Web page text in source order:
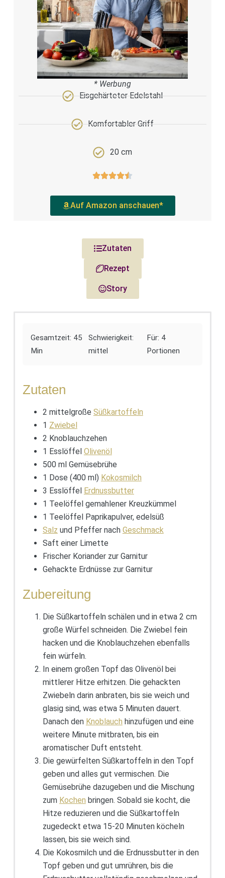
* Werbung
Eisgehärteter Edelstahl
Komfortabler Griff
20 cm
Auf Amazon anschauen*
Zutaten
Rezept
Story
Gesamtzeit: 45
Min
Schwierigkeit:
mittel
Für: 4
Portionen
Zutaten
2 mittelgroße Süßkartoffeln
1 Zwiebel
2 Knoblauchzehen
1 Esslöffel Olivenöl
500 ml Gemüsebrühe
1 Dose (400 ml) Kokosmilch
3 Esslöffel
Erdnussbutter
1 Teelöffel gemahlener Kreuzkümmel
1 Teelöffel Paprikapulver, edelsüß
Salz und Pfeffer nach Geschmack
Saft einer Limette
Frischer Koriander zur Garnitur
Gehackte Erdnüsse zur Garnitur
Zubereitung
Die Süßkartoffeln schälen und in etwa 2 cm
große Würfel schneiden. Die Zwiebel fein
hacken und die Knoblauchzehen ebenfalls
fein würfeln.
In einem großen Topf das Olivenöl bei
mittlerer Hitze erhitzen. Die gehackten
Zwiebeln darin anbraten, bis sie weich und
glasig sind, was etwa 5 Minuten dauert.
Danach den Knoblauch hinzufügen und eine
weitere Minute mitbraten, bis ein
aromatischer Duft entsteht.
Die gewürfelten Süßkartoffeln in den Topf
geben und alles gut vermischen. Die
Gemüsebrühe dazugeben und die Mischung
zum Kochen bringen. Sobald sie kocht, die
Hitze reduzieren und die Süßkartoffeln
zugedeckt etwa 15-20 Minuten köcheln
lassen, bis sie weich sind.
Die Kokosmilch und die Erdnussbutter in den
Topf geben und gut umrühren, bis die